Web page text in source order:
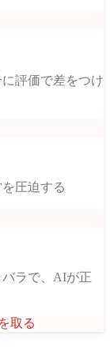
評価で差をつけ
圧迫する
ラで、AIが正
取る